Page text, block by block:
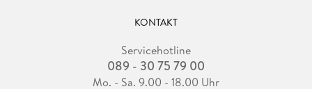
KONTAKT
Servicehotline
089 - 30 75 79 00
Mo. - Sa. 9.00 - 18.00 Uhr